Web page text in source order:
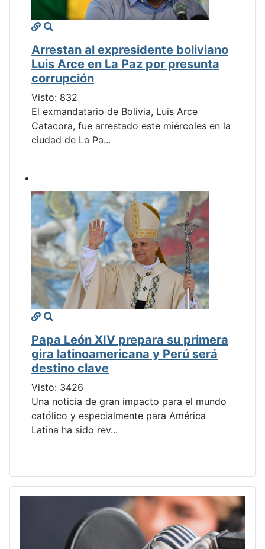
Arrestan al expresidente boliviano
Luis Arce en La Paz por presunta
corrupción
Visto: 832
El exmandatario de Bolivia, Luis Arce
Catacora, fue arrestado este miércoles en la
ciudad de La Pa...
Papa León XIV prepara su primera
gira latinoamericana y Perú será
destino clave
Visto: 3426
Una noticia de gran impacto para el mundo
católico y especialmente para América
Latina ha sido rev...